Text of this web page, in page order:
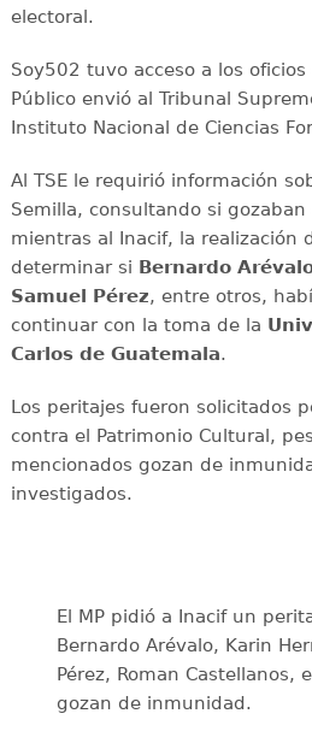
electoral.
Soy502 tuvo acceso a los
Público envió al Tribunal
Instituto Nacional de Ciencias
Al TSE le requirió información
Semilla, consultando si
mientras al Inacif, la realización
determinar si Bernardo
Samuel Pérez, entre otros,
continuar con la toma de la
Carlos de Guatemala.
Los peritajes fueron solicitados
contra el Patrimonio Cultural,
mencionados gozan de
investigados.
El MP pidió a Inacif un
Bernardo Arévalo, Karin
Pérez, Roman Castellanos,
gozan de inmunidad.